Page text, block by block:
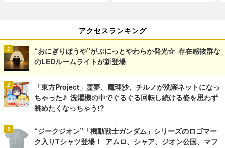
アクセスランキング
“おにぎりぼうや”がぷにっとやわらか発光☆ 存在感抜群な
のLEDルームライトが新登場
「東方Project」霊夢、魔理沙、チルノが洗濯ネットになっ
ちゃった♪ 洗濯機の中でぐるぐる回転し続ける姿を思わず
眺めたくなっちゃう!?
“ジークジオン”「機動戦士ガンダム」シリーズのロゴマー
ク入りTシャツ登場！ アムロ、シャア、ジオン公国、マフ